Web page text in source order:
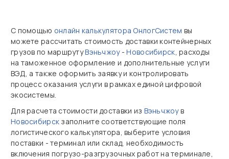
С помощью онлайн калькулятора ОнлогСистем вы
можете рассчитать стоимость доставки контейнерных
грузов по маршрутуВэньчжоу-Новосибирск, расходы
на таможенное оформление и дополнительные услуги
ВЭД, а также оформить заявку и контролировать
процесс оказания услуги в рамках единой цифровой
экосистемы.
Для расчета стоимости доставки из Вэньчжоув
Новосибирск заполните соответствующие поля
логистического калькулятора, выберите условия
поставки - терминал или склад, необходимость
включения погрузо-разгрузочных работ на терминале,